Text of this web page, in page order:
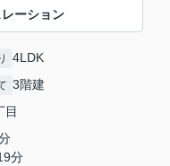
ーション
4LDK
3階建
目
分